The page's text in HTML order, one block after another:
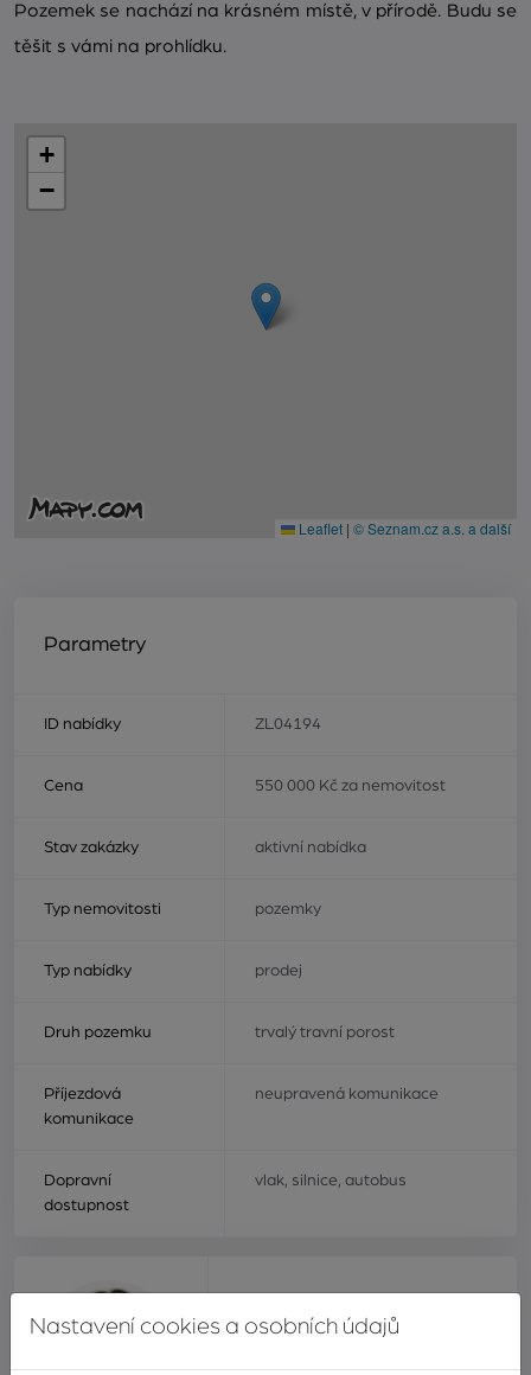
Pozemek se nachází na krásném místě, v přírodě. Budu se
těšit s vámi na prohlídku.
+
−
Leaflet | © Seznam.cz a.s. a další
Parametry
ID nabídky ZL04194
Cena 550 000 Kč za nemovitost
Stav zakázky aktivní nabídka
Typ nemovitosti pozemky
Typ nabídky prodej
Druh pozemku trvalý travní porost
Příjezdová
komunikace
neupravená komunikace
Dopravní
dostupnost
vlak, silnice, autobus
Bc. Bohdana
Nastavení cookies a osobních údajů